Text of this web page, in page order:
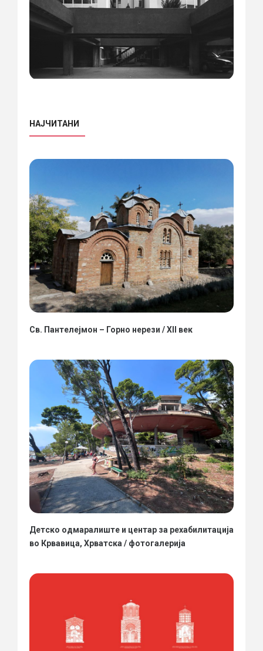
НАЈЧИТАНИ
Св. Пантелејмон – Горно нерези / XII век
Детско одмаралиште и центар за рехабилитација
во Крвавица, Хрватска / фотогалерија